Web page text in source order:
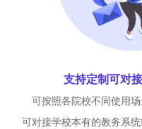
支持定制可对
可按照各院校不同使用场
可对接学校本有的教务系统